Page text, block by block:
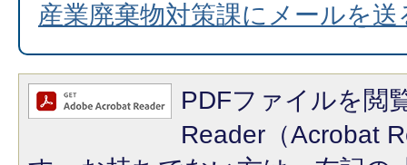
産業廃棄物対策課にメールを送
PDFファイルを閲
Reader（Acrobat